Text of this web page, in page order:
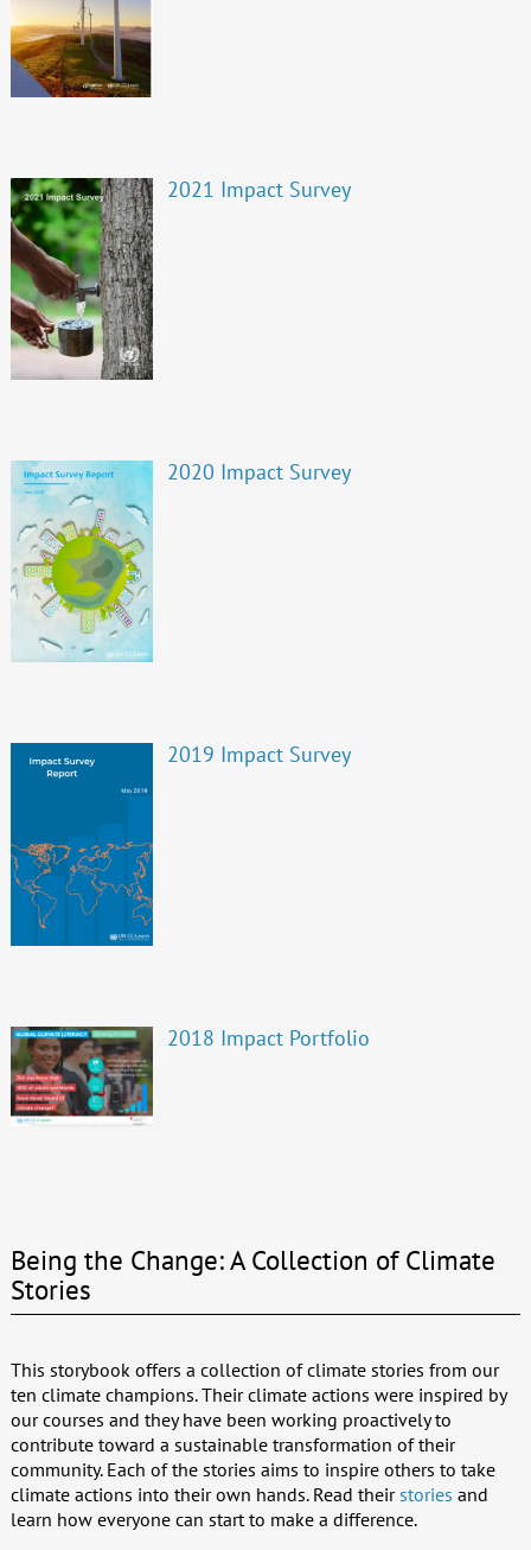
2021 Impact Survey
2020 Impact Survey
2019 Impact Survey
2018 Impact Portfolio
Being the Change: A Collection of Climate
Stories
This storybook offers a collection of climate stories from our
ten climate champions. Their climate actions were inspired by
our courses and they have been working proactively to
contribute toward a sustainable transformation of their
community. Each of the stories aims to inspire others to take
climate actions into their own hands. Read theirstories and
learn how everyone can start to make a difference.